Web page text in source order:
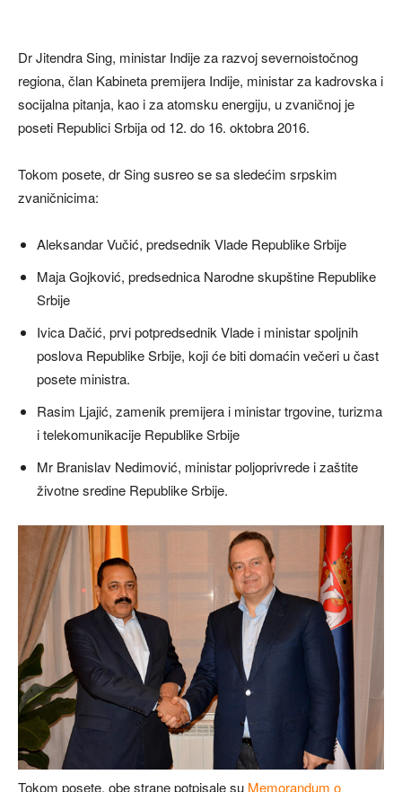
Dr Jitendra Sing, ministar Indije za razvoj severnoistočnog
regiona, član Kabineta premijera Indije, ministar za kadrovska i
socijalna pitanja, kao i za atomsku energiju, u zvaničnoj je
poseti Republici Srbija od 12. do 16. oktobra 2016.
Tokom posete, dr Sing susreo se sa sledećim srpskim
zvaničnicima:
Aleksandar Vučić, predsednik Vlade Republike Srbije
Maja Gojković, predsednica Narodne skupštine Republike
Srbije
Ivica Dačić, prvi potpredsednik Vlade i ministar spoljnih
poslova Republike Srbije, koji će biti domaćin večeri u čast
posete ministra.
Rasim Ljajić, zamenik premijera i ministar trgovine, turizma
i telekomunikacije Republike Srbije
Mr Branislav Nedimović, ministar poljoprivrede i zaštite
životne sredine Republike Srbije.
Tokom posete, obe strane potpisale su Memorandum o